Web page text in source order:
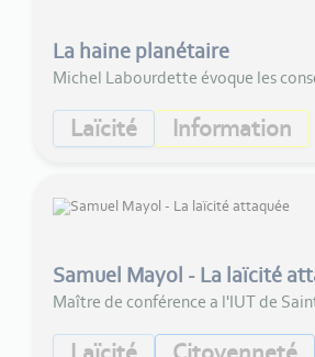
La haine planétaire
Michel Labourdette évoque les
Laïcité Information
Samuel Mayol - La laïcité
Maître de conférence a l'IUT de